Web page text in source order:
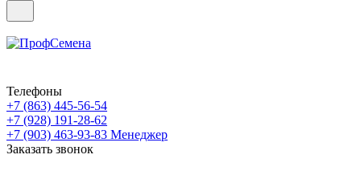
Телефоны
+7 (863) 445-56-54
+7 (928) 191-28-62
+7 (903) 463-93-83 Менеджер
Заказать звонок